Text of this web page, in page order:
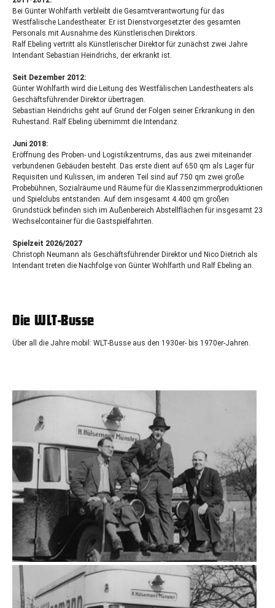
Bei Günter Wohlfarth verbleibt die Gesamtverantwortung für das
Westfälische Landestheater. Er ist Dienstvorgesetzter des gesamten
Personals mit Ausnahme des Künstlerischen Direktors.
Ralf Ebeling vertritt als Künstlerischer Direktor für zunächst zwei Jahre
Intendant Sebastian Heindrichs, der erkrankt ist.
Seit Dezember 2012:
Günter Wohlfarth wird die Leitung des Westfälischen Landestheaters als
Geschäftsführender Direktor übertragen.
Sebastian Heindrichs geht auf Grund der Folgen seiner Erkrankung in den
Ruhestand. Ralf Ebeling übernimmt die Intendanz.
Juni 2018:
Eröffnung des Proben- und Logistikzentrums, das aus zwei miteinander
verbundenen Gebäuden besteht. Das erste dient auf 650 qm als Lager für
Requisiten und Kulissen, im anderen Teil sind auf 750 qm zwei große
Probebühnen, Sozialräume und Räume für die Klassenzimmerproduktionen
und Spielclubs entstanden. Auf dem insgesamt 4.400 qm großen
Grundstück befinden sich im Außenbereich Abstellflächen für insgesamt 23
Wechselcontainer für die Gastspielfahrten.
Spielzeit 2026/2027
Christoph Neumann als Geschäftsführender Direktor und Nico Dietrich als
Intendant treten die Nachfolge von Günter Wohlfarth und Ralf Ebeling an.
Die WLT-Busse
Über all die Jahre mobil: WLT-Busse aus den 1930er- bis 1970er-Jahren.